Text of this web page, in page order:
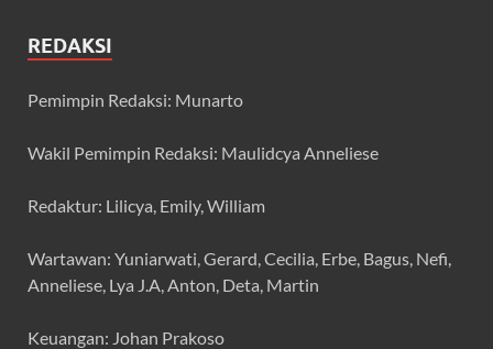
REDAKSI
Pemimpin Redaksi: Munarto
Wakil Pemimpin Redaksi: Maulidcya Anneliese
Redaktur: Lilicya, Emily, William
Wartawan: Yuniarwati, Gerard, Cecilia, Erbe, Bagus, Nefi,
Anneliese, Lya J.A, Anton, Deta, Martin
Keuangan: Johan Prakoso